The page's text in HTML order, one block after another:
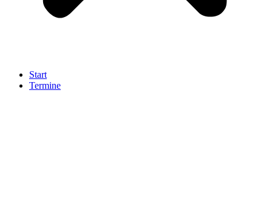
Start
Termine